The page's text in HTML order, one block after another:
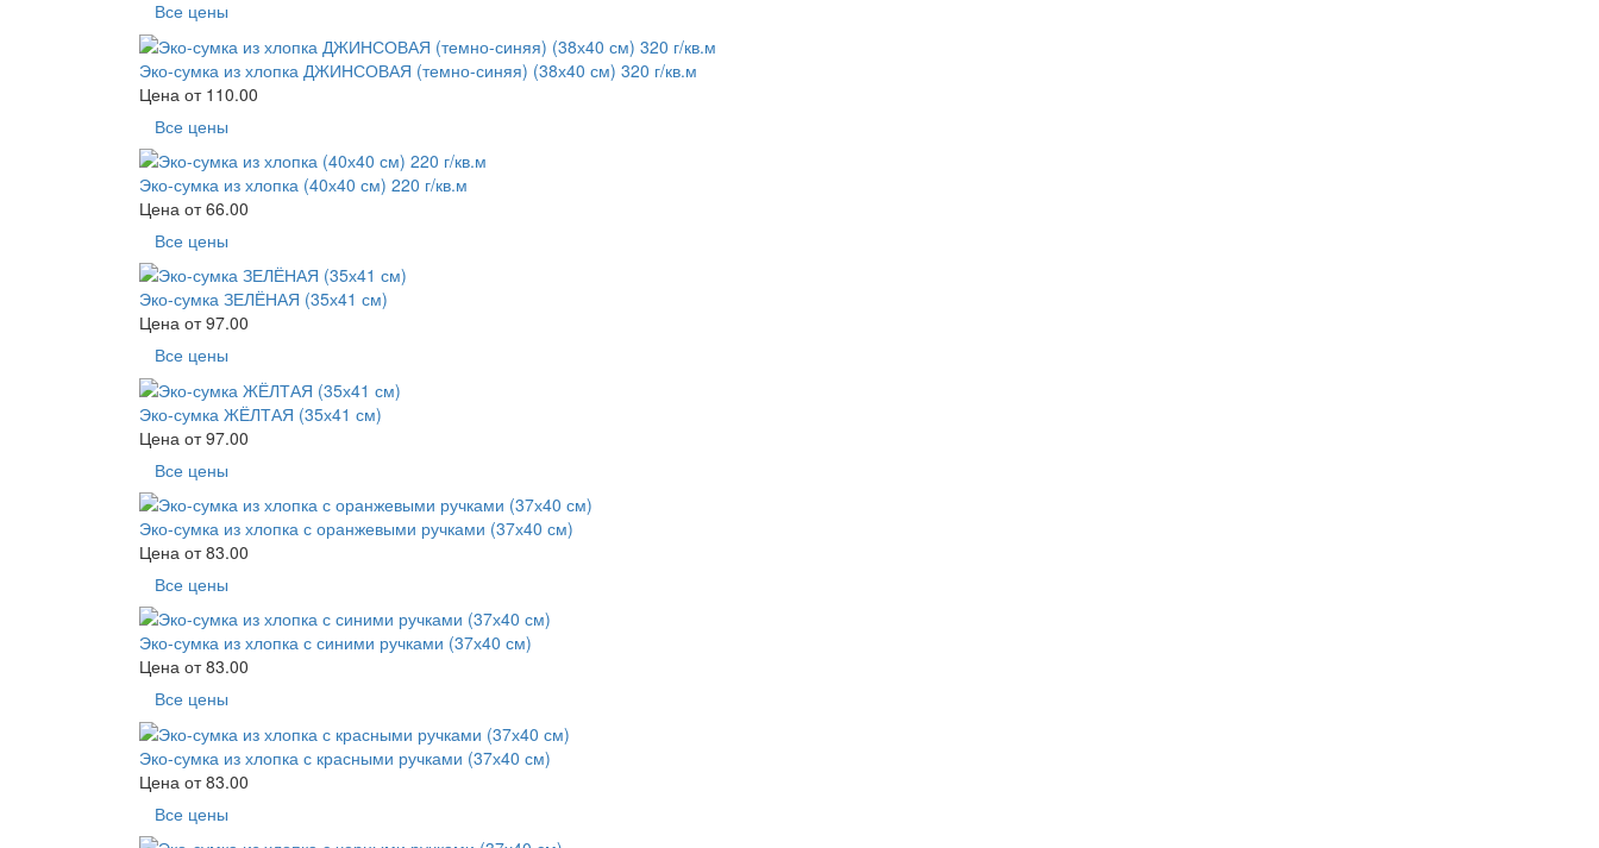
Все цены
Эко-сумка из хлопка ДЖИНСОВАЯ (темно-синяя) (38х40 см) 320 г/кв.м
Цена от 110.00
Все цены
Эко-сумка из хлопка (40х40 см) 220 г/кв.м
Цена от66.00
Все цены
Эко-сумка ЗЕЛЁНАЯ (35х41 см)
Цена от97.00
Все цены
Эко-сумка ЖЁЛТАЯ (35х41 см)
Цена от97.00
Все цены
Эко-сумка из хлопка с оранжевыми ручками (37х40 см)
Цена от83.00
Все цены
Эко-сумка из хлопка с синими ручками (37х40 см)
Цена от83.00
Все цены
Эко-сумка из хлопка с красными ручками (37х40 см)
Цена от83.00
Все цены